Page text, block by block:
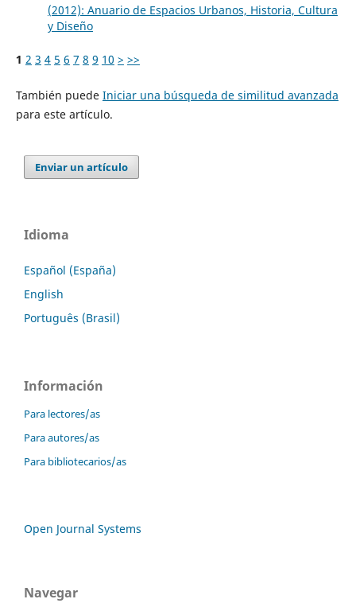
(2012): Anuario de Espacios Urbanos, Historia, Cultura
y Diseño
1 2 3 4 5 6 7 8 9 10 > >>
También puede Iniciar una búsqueda de similitud avanzada
para este artículo.
Enviar un artículo
Idioma
Español (España)
English
Português (Brasil)
Información
Para lectores/as
Para autores/as
Para bibliotecarios/as
Open Journal Systems
Navegar